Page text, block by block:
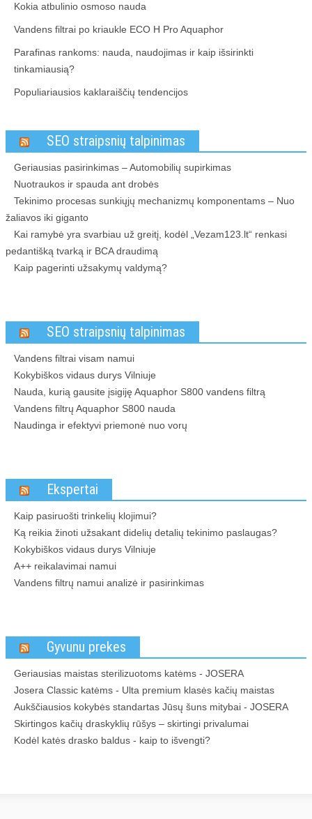
Kokia atbulinio osmoso nauda
Vandens filtrai po kriaukle ECO H Pro Aquaphor
Parafinas rankoms: nauda, naudojimas ir kaip išsirinkti
tinkamiausią?
Populiariausios kaklaraiščių tendencijos
SEO straipsnių talpinimas
Geriausias pasirinkimas – Automobilių supirkimas
Nuotraukos ir spauda ant drobės
Tekinimo procesas sunkiųjų mechanizmų komponentams – Nuo
žaliavos iki giganto
Kai ramybė yra svarbiau už greitį, kodėl „Vezam123.lt“ renkasi
pedantišką tvarką ir BCA draudimą
Kaip pagerinti užsakymų valdymą?
SEO straipsnių talpinimas
Vandens filtrai visam namui
Kokybiškos vidaus durys Vilniuje
Nauda, kurią gausite įsigiję Aquaphor S800 vandens filtrą
Vandens filtrų Aquaphor S800 nauda
Naudinga ir efektyvi priemonė nuo vorų
Ekspertai
Kaip pasiruošti trinkelių klojimui?
Ką reikia žinoti užsakant didelių detalių tekinimo paslaugas?
Kokybiškos vidaus durys Vilniuje
A++ reikalavimai namui
Vandens filtrų namui analizė ir pasirinkimas
Gyvunu prekes
Geriausias maistas sterilizuotoms katėms - JOSERA
Josera Classic katėms - Ulta premium klasės kačių maistas
Aukščiausios kokybės standartas Jūsų šuns mitybai - JOSERA
Skirtingos kačių draskyklių rūšys – skirtingi privalumai
Kodėl katės drasko baldus - kaip to išvengti?